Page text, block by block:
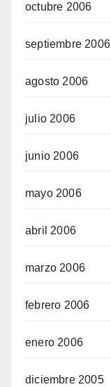
octubre 2006
septiembre 2006
agosto 2006
julio 2006
junio 2006
mayo 2006
abril 2006
marzo 2006
febrero 2006
enero 2006
diciembre 2005